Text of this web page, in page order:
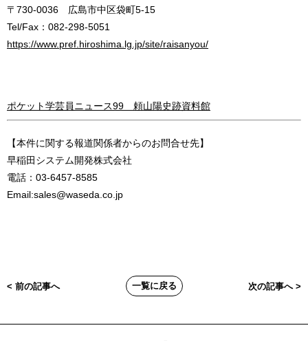
〒730-0036 広島市中区袋町5-15
Tel/Fax：082-298-5051
https://www.pref.hiroshima.lg.jp/site/raisanyou/
ポケット学芸員ニュース99 頼山陽史跡資料館
【本件に関する報道関係者からのお問合せ先】
早稲田システム開発株式会社
電話：03-6457-8585
Email:sales@waseda.co.jp
< 前の記事へ 一覧に戻る 次の記事へ >